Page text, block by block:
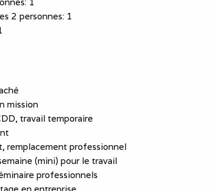
: 1
2 personnes: 1
mission
travail temporaire
remplacement professionnel
(mini) pour le travail
professionnels